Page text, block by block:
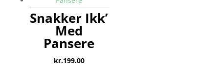
Snakker Ikk’
Med
Pansere
kr.199.00